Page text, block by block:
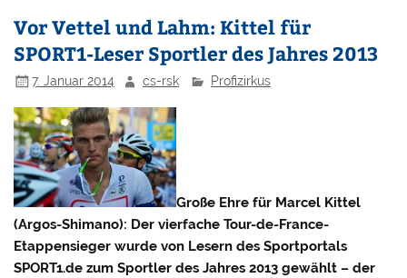
Vor Vettel und Lahm: Kittel für
SPORT1-Leser Sportler des Jahres 2013
7. Januar 2014 cs-rsk Profizirkus
Große Ehre für Marcel Kittel
(Argos-Shimano): Der vierfache Tour-de-France-
Etappensieger wurde von Lesern des Sportportals
SPORT1.de zum Sportler des Jahres 2013 gewählt – der